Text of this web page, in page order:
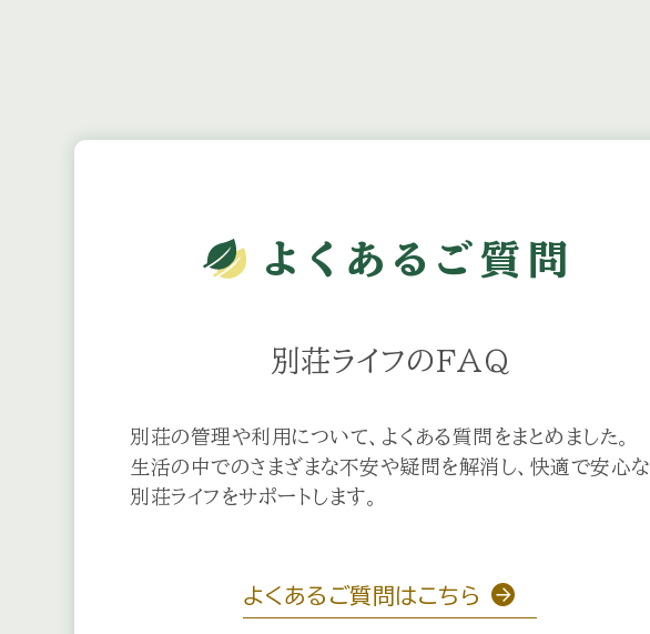
よくある ご質問
別荘ライフのFAQ
別荘の管理や利用について、よくある質問をまとめました。
生活の中でのさまざまな不安や疑問を解消し、快適で安心な
別荘ライフをサポートします。
よくあるご質問はこちら